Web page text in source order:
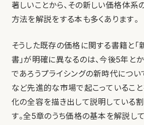
著しいことから、その新しい価格体系
方法を解説をする本も多くあります。
そうした既存の価格に関する書籍と
書」が明確に異なるのは、今後5年と
であろうプライシングの新時代につい
など先進的な市場で起こっていること
化の全容を描き出して説明している
す。全5章のうち価格の基本を解説し